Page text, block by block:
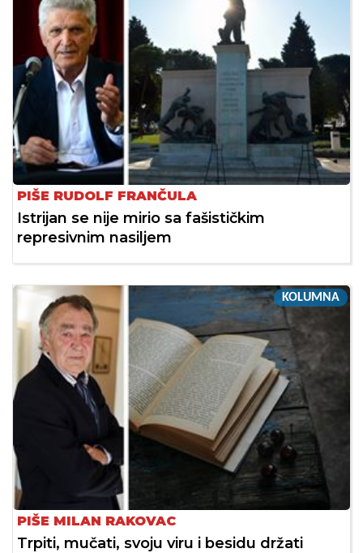
PIŠE RUDOLF FRANČULA
Istrijan se nije mirio sa fašističkim
represivnim nasiljem
KOLUMNA
PIŠE MILAN RAKOVAC
Trpiti, mučati, svoju viru i besidu držati